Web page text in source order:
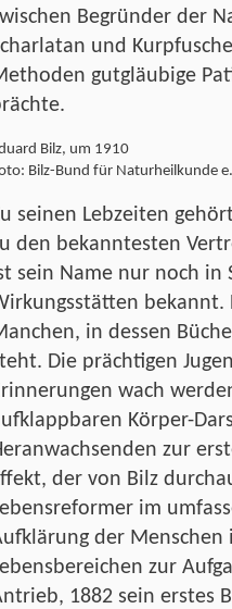
Begründer der
und
gutgläubige
Bilz, um 1910
Bilz-Bund für Naturheilkunde
seinen Lebzeiten
den bekanntesten
sein Name nur noch in
in dessen
Die prächtigen
wach
Körper-
zur
der von Bilz
im
der Menschen
zur
1882 sein erstes